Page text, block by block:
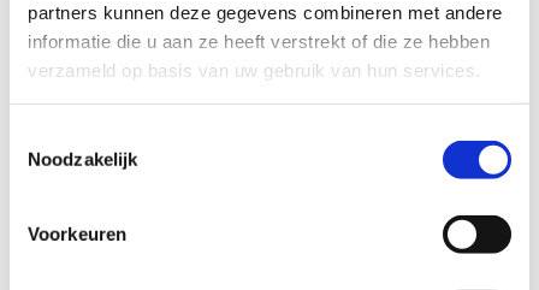
partners kunnen deze gegevens combineren met andere
informatie die u aan ze heeft verstrekt of die ze hebben
verzameld op basis van uw gebruik van hun services.
Noodzakelijk
Voorkeuren
Kwaliteit
Ieder kwartaal komen de coördinatoren in hun eigen
regio onder leiding van hun regiocoördinator bij
intervisie. Om de coördinatoren te inspireren en
informeren over belangrijke thema’s is er een landelijk
een veelzijdig trainingsaanbod. Nieuwe collega’s
worden aan de hand van een handboek ingewerkt